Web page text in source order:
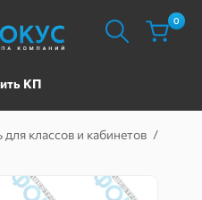
КП
0
классов и кабинетов /